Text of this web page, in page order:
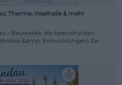
Therme, Inselhalle & mehr
– Bauwerke, die beeindrucken
(Ausblick auf kommende Erlebnisse &amp; Entwicklungen) Zw...